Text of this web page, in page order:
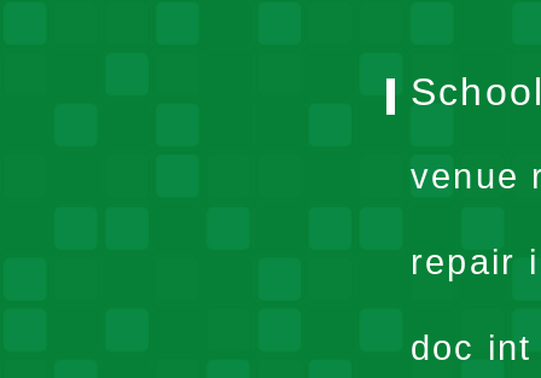
venue
repair
doc